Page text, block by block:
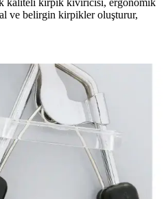
ve belirgin kirpikler oluşturur,